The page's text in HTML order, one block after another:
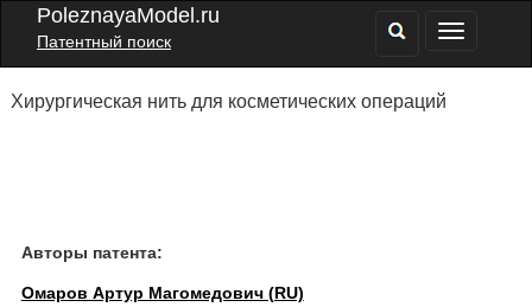
PoleznayaModel.ru
Патентный поиск
Хирургическая нить для косметических операций
Авторы патента:
Омаров Артур Магомедович (RU)